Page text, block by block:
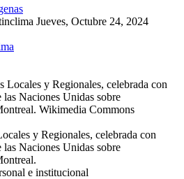
Jueves, Octubre 24, 2024
y Regionales, celebrada con
Naciones Unidas sobre
e institucional